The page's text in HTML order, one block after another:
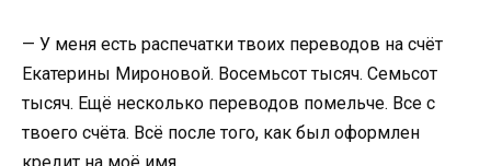
— У меня есть распечатки твоих переводов на счёт
Екатерины Мироновой. Восемьсот тысяч. Семьсот
тысяч. Ещё несколько переводов помельче. Все с
твоего счёта. Всё после того, как был оформлен